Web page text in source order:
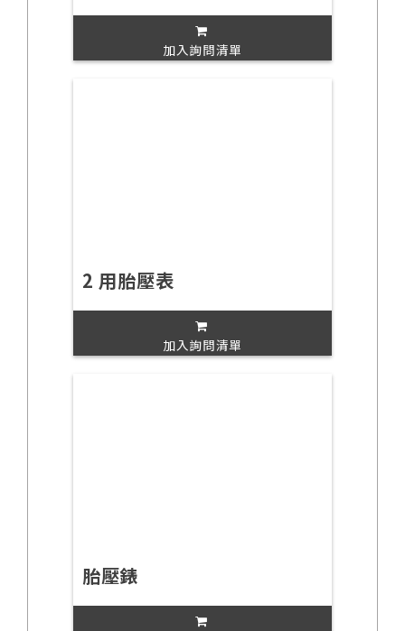
加入詢問清單
2 用胎壓表
加入詢問清單
胎壓錶